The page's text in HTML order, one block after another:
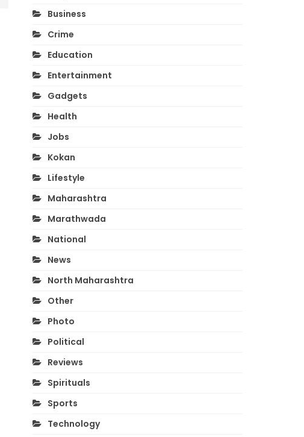
Business
Crime
Education
Entertainment
Gadgets
Health
Jobs
Kokan
Lifestyle
Maharashtra
Marathwada
National
News
North Maharashtra
Other
Photo
Political
Reviews
Spirituals
Sports
Technology